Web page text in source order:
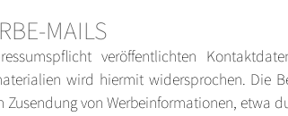
MAILS
veröffentlichten
wird hiermit widersprochen. Die
von Werbeinformationen, etwa